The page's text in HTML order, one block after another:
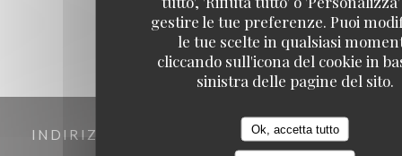
gestire le tue preferenze. Puoi
le tue scelte in qualsiasi
cliccando sull'icona del cookie in
sinistra delle pagine del sito.
Ok, accetta tutto
INDIRIZZO